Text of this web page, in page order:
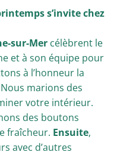
s’invite chez
sur-Mer célèbrent le
et à son équipe pour
à l’honneur la
marions des
votre intérieur.
des boutons
fraîcheur. Ensuite,
avec d’autres